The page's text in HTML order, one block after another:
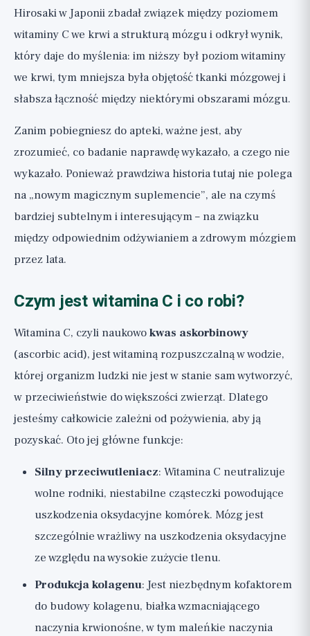
Hirosaki w Japonii zbadał związek między poziomem
witaminy C we krwi a strukturą mózgu i odkrył wynik,
który daje do myślenia: im niższy był poziom witaminy
we krwi, tym mniejsza była objętość tkanki mózgowej i
słabsza łączność między niektórymi obszarami mózgu.
Zanim pobiegniesz do apteki, ważne jest, aby
zrozumieć, co badanie naprawdę wykazało, a czego nie
wykazało. Ponieważ prawdziwa historia tutaj nie polega
na „nowym magicznym suplemencie”, ale na czymś
bardziej subtelnym i interesującym – na związku
między odpowiednim odżywianiem a zdrowym mózgiem
przez lata.
Czym jest witamina C i co robi?
Witamina C, czyli naukowokwas askorbinowy
(ascorbic acid), jest witaminą rozpuszczalną w wodzie,
której organizm ludzki nie jest w stanie sam wytworzyć,
w przeciwieństwie do większości zwierząt. Dlatego
jesteśmy całkowicie zależni od pożywienia, aby ją
pozyskać. Oto jej główne funkcje:
Silny przeciwutleniacz: Witamina C neutralizuje
wolne rodniki, niestabilne cząsteczki powodujące
uszkodzenia oksydacyjne komórek. Mózg jest
szczególnie wrażliwy na uszkodzenia oksydacyjne
ze względu na wysokie zużycie tlenu.
Produkcja kolagenu: Jest niezbędnym kofaktorem
do budowy kolagenu, białka wzmacniającego
naczynia krwionośne, w tym maleńkie naczynia